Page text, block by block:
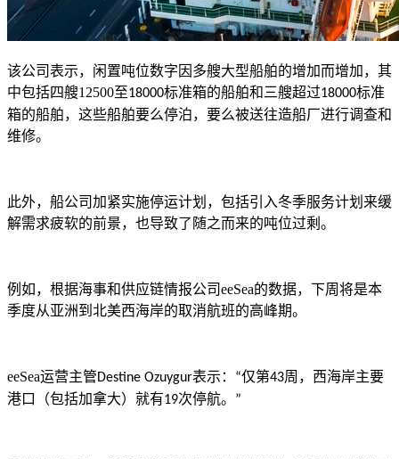
该公司表示，闲置吨位数字因多艘大型船舶的增加而增加，其
中包括四艘12500至18000标准箱的船舶和三艘超过18000标准
箱的船舶，这些船舶要么停泊，要么被送往造船厂进行调查和
维修。
此外，船公司加紧实施停运计划，包括引入冬季服务计划来缓
解需求疲软的前景，也导致了随之而来的吨位过剩。
例如，根据海事和供应链情报公司eeSea的数据，下周将是本
季度从亚洲到北美西海岸的取消航班的高峰期。
eeSea运营主管Destine Ozuygur表示： “仅第43周，西海岸主要
港口（包括加拿大）就有19次停航。 ”